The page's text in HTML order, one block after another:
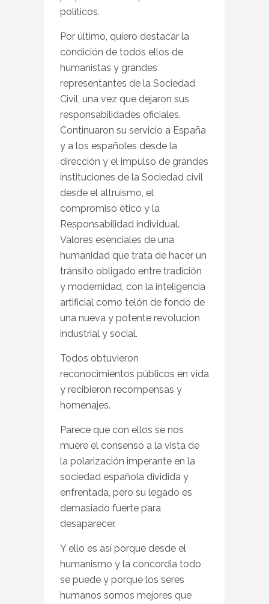
políticos.
Por último, quiero destacar la
condición de todos ellos de
humanistas y grandes
representantes de la Sociedad
Civil, una vez que dejaron sus
responsabilidades oficiales.
Continuaron su servicio a España
y a los españoles desde la
dirección y el impulso de grandes
instituciones de la Sociedad civil
desde el altruismo, el
compromiso ético y la
Responsabilidad individual.
Valores esenciales de una
humanidad que trata de hacer un
tránsito obligado entre tradición
y modernidad, con la inteligencia
artificial como telón de fondo de
una nueva y potente revolución
industrial y social.
Todos obtuvieron
reconocimientos públicos en vida
y recibieron recompensas y
homenajes.
Parece que con ellos se nos
muere el consenso a la vista de
la polarización imperante en la
sociedad española dividida y
enfrentada, pero su legado es
demasiado fuerte para
desaparecer.
Y ello es así porque desde el
humanismo y la concordia todo
se puede y porque los seres
humanos somos mejores que